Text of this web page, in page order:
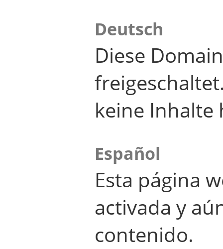
Deutsch
Diese
keine Inhalte
Español
Esta página
activada y
contenido.